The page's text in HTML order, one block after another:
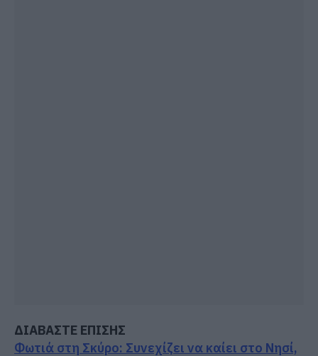
ΔΙΑΒΑΣΤΕ ΕΠΙΣΗΣ
Φωτιά στη Σκύρο: Συνεχίζει να καίει στο Νησί,